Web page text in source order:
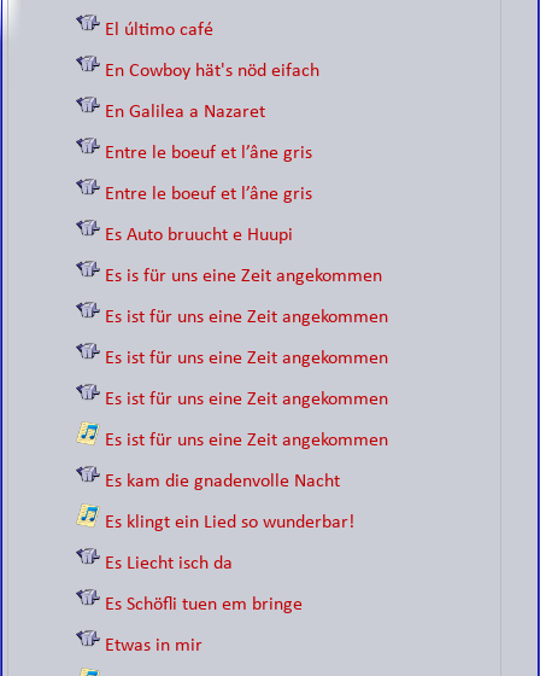
El último café
En Cowboy hät's nöd eifach
En Galilea a Nazaret
Entre le boeuf et l’âne gris
Entre le boeuf et l’âne gris
Es Auto bruucht e Huupi
Es is für uns eine Zeit angekommen
Es ist für uns eine Zeit angekommen
Es ist für uns eine Zeit angekommen
Es ist für uns eine Zeit angekommen
Es ist für uns eine Zeit angekommen
Es kam die gnadenvolle Nacht
Es klingt ein Lied so wunderbar!
Es Liecht isch da
Es Schöfli tuen em bringe
Etwas in mir